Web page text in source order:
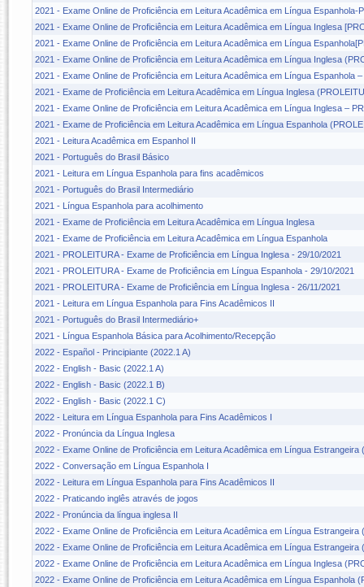
2021 - Exame Online de Proficiência em Leitura Acadêmica em Língua Espanhola-
2021 - Exame Online de Proficiência em Leitura Acadêmica em Língua Inglesa
2021 - Exame Online de Proficiência em Leitura Acadêmica em Língua
2021 - Exame Online de Proficiência em Leitura Acadêmica em Língua Inglesa
2021 - Exame Online de Proficiência em Leitura Acadêmica em Língua Espanhola
2021 - Exame de Proficiência em Leitura Acadêmica em Língua Inglesa
2021 - Exame Online de Proficiência em Leitura Acadêmica em Língua Inglesa –
2021 - Exame de Proficiência em Leitura Acadêmica em Língua Espanhola
2021 - Leitura Acadêmica em Espanhol II
2021 - Português do Brasil Básico
2021 - Leitura em Língua Espanhola para fins acadêmicos
2021 - Português do Brasil Intermediário
2021 - Língua Espanhola para acolhimento
2021 - Exame de Proficiência em Leitura Acadêmica em Língua Inglesa
2021 - Exame de Proficiência em Leitura Acadêmica em Língua Espanhola
2021 - PROLEITURA - Exame de Proficiência em Língua Inglesa - 29/10/2021
2021 - PROLEITURA - Exame de Proficiência em Língua Espanhola - 29/10/2021
2021 - PROLEITURA - Exame de Proficiência em Língua Inglesa - 26/11/2021
2021 - Leitura em Língua Espanhola para Fins Acadêmicos II
2021 - Português do Brasil Intermediário+
2021 - Língua Espanhola Básica para Acolhimento/Recepção
2022 - Español - Principiante (2022.1 A)
2022 - English - Basic (2022.1 A)
2022 - English - Basic (2022.1 B)
2022 - English - Basic (2022.1 C)
2022 - Leitura em Língua Espanhola para Fins Acadêmicos I
2022 - Pronúncia da Língua Inglesa
2022 - Exame Online de Proficiência em Leitura Acadêmica em Língua
2022 - Conversação em Língua Espanhola I
2022 - Leitura em Língua Espanhola para Fins Acadêmicos II
2022 - Praticando inglês através de jogos
2022 - Pronúncia da língua inglesa II
2022 - Exame Online de Proficiência em Leitura Acadêmica em Língua
2022 - Exame Online de Proficiência em Leitura Acadêmica em Língua
2022 - Exame Online de Proficiência em Leitura Acadêmica em Língua Inglesa
2022 - Exame Online de Proficiência em Leitura Acadêmica em Língua Espanhola